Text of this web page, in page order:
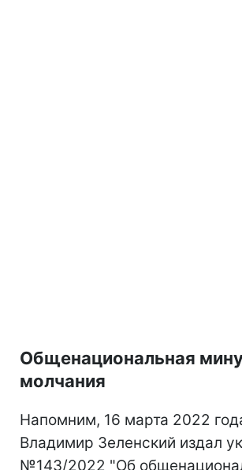
Общенациональная
молчания
Напомним, 16 марта 2022
Владимир Зеленский издал
№143/2022 "Об